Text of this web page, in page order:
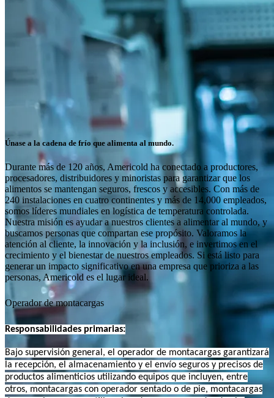
Únase a la cadena de frío que alimenta al mundo.
Durante más de 120 años, Americold ha conectado a productores,
procesadores, distribuidores y minoristas para garantizar que los
alimentos se mantengan seguros, frescos y accesibles. Con más de
240 instalaciones en cuatro continentes y más de 14,000 empleados,
somos líderes mundiales en logística de temperatura controlada.
Nuestra misión es ayudar a nuestros clientes a alimentar al mundo, y
buscamos personas que compartan ese propósito. Valoramos la
atención al cliente, la innovación y la inclusión, e invertimos en el
crecimiento y el bienestar de nuestros empleados. Si está listo para
generar un impacto significativo en una empresa que prioriza a las
personas, Americold es el lugar ideal.
Operador de montacargas
Responsabilidades primarias:
Bajo supervisión general, el operador de montacargas garantizará
la recepción, el almacenamiento y el envío seguros y precisos de
productos alimenticios utilizando equipos que incluyen, entre
otros, montacargas con operador sentado o de pie, montacargas